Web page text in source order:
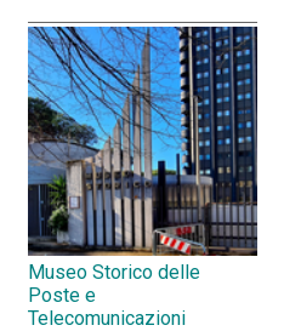
Museo Storico delle
Poste e
Telecomunicazioni